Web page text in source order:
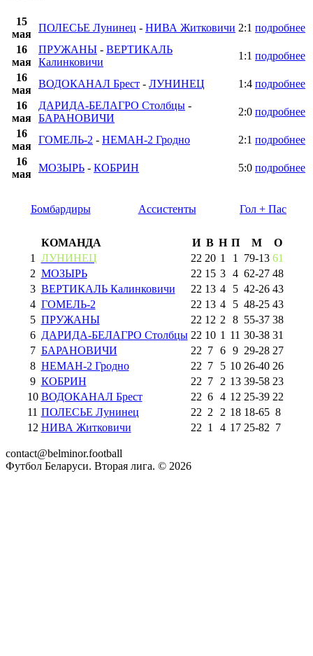
15
мая
ПОЛЕСЬЕ Лунинец - НИВА Житковичи 2:1 подробнее
16
мая
ПРУЖАНЫ - ВЕРТИКАЛЬ
Калинковичи
1:1 подробнее
16
мая
ВОДОКАНАЛ Брест - ЛУНИНЕЦ 1:4 подробнее
16
мая
ДАРИДА-БЕЛАГРО Столбцы -
БАРАНОВИЧИ
2:0 подробнее
16
мая
ГОМЕЛЬ-2 - НЕМАН-2 Гродно 2:1 подробнее
16
мая
МОЗЫРЬ - КОБРИН 5:0 подробнее
Бомбардиры Ассистенты Гол + Пас
КОМАНДА И В Н П М
О
1
ЛУНИНЕЦ 22 20 1 1 79-13 61
2 МОЗЫРЬ 22 15 3 4 62-27 48
3 ВЕРТИКАЛЬ Калинковичи 22 13 4 5 42-26 43
4 ГОМЕЛЬ-2 22 13 4 5 48-25 43
5 ПРУЖАНЫ 22 12 2 8 55-37 38
6 ДАРИДА-БЕЛАГРО Столбцы 22 10 1 11 30-38 31
7 БАРАНОВИЧИ 22 7 6 9 29-28 27
8 НЕМАН-2 Гродно 22 7 5 10 26-40 26
9 КОБРИН 22 7 2 13 39-58 23
10 ВОДОКАНАЛ Брест 22 6 4 12 25-39 22
11 ПОЛЕСЬЕ Лунинец 22 2 2 18 18-65 8
12 НИВА Житковичи 22 1 4 17 25-82 7
contact@belminor.football
Футбол Беларуси. Вторая лига. © 2026